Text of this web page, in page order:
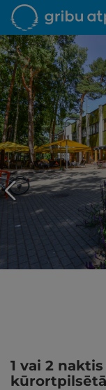
Līdz
1 vai 2
kūrortpilsētā